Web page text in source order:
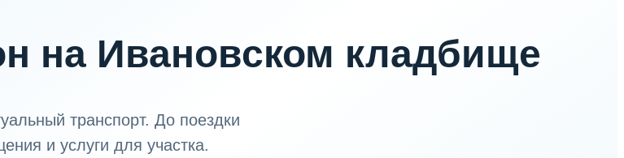
на Ивановском кладбище
транспорт. До поездки
и услуги для участка.